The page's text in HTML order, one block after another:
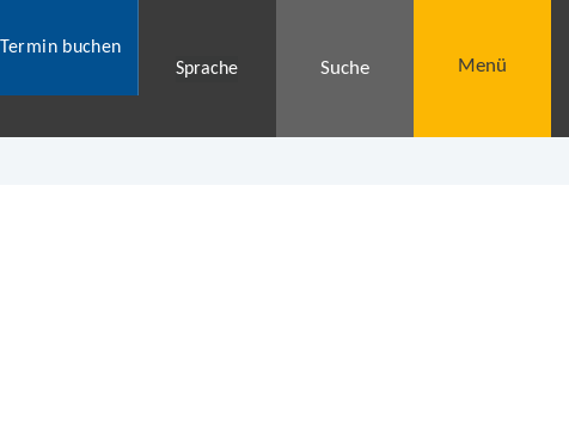
Termin buchen
Sprache
Suche Menü